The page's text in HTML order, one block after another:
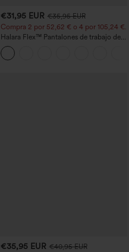
€31,95 EUR €35,95 EUR
Compra 2 por 52,62 € o 4 por 105,24 €.
Halara Flex™ Pantalones de trabajo de
talle alto, moldeadores del cuerpo, que
estilizan la cintura, con bolsillos, de
pierna ancha en micro‑waffle
€35,95 EUR €40,95 EUR